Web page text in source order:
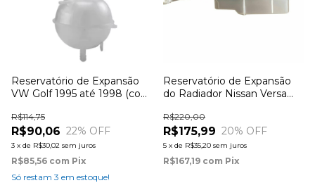
Reservatório de Expansão
VW Golf 1995 até 1998 (com
R$90,06
R$114,75
22% OFF
3 x de R$30,02 sem juros
R$85,56 com Pix
Só restam 3 em estoque!
Reservatório de Expansão
do Radiador Nissan Versa
R$175,99
R$220,00
20% OFF
5 x de R$35,20 sem juros
R$167,19 com Pix